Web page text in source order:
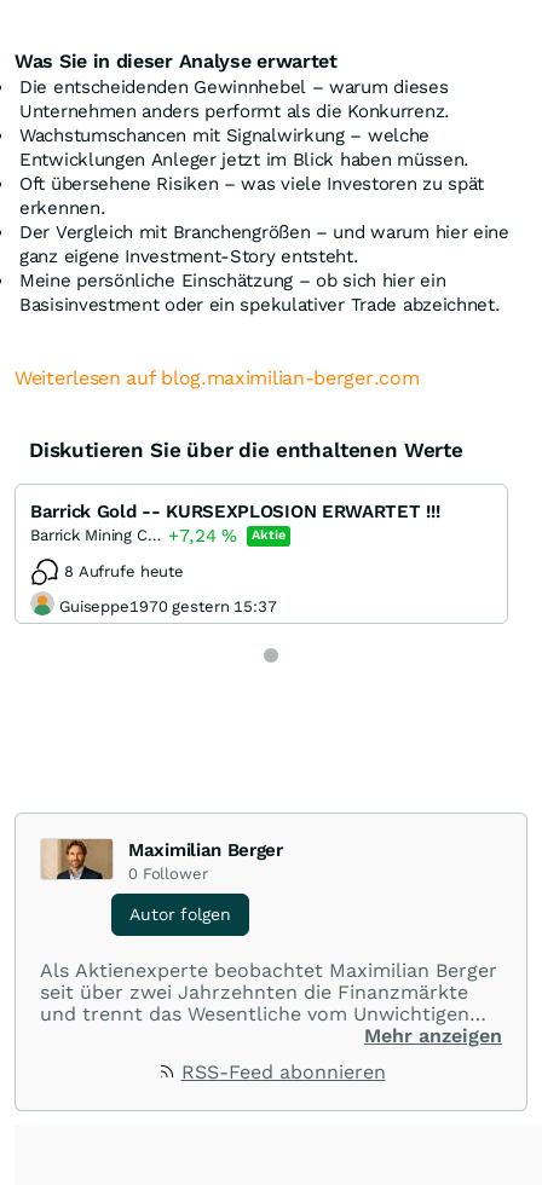
Was Sie in dieser Analyse erwartet
Die entscheidenden Gewinnhebel – warum dieses
Unternehmen anders performt als die Konkurrenz.
Wachstumschancen mit Signalwirkung – welche
Entwicklungen Anleger jetzt im Blick haben müssen.
Oft übersehene Risiken – was viele Investoren zu spät
erkennen.
Der Vergleich mit Branchengrößen – und warum hier eine
ganz eigene Investment-Story entsteht.
Meine persönliche Einschätzung – ob sich hier ein
Basisinvestment oder ein spekulativer Trade abzeichnet.
Weiterlesen auf blog.maximilian-berger.com
Diskutieren Sie über die enthaltenen Werte
Barrick Gold -- KURSEXPLOSION ERWARTET !!!
Barrick Mining Corporation +7,24% Aktie
8 Aufrufe heute
Guiseppe1970 gestern 15:37
Maximilian Berger
0 Follower
Autor folgen
Als Aktienexperte beobachtet Maximilian Berger
seit über zwei Jahrzehnten die Finanzmärkte
und trennt das Wesentliche vom Unwichtigen
und liefert wöchentlich klare, unabhängige
und Renditen liefern.
Mehr anzeigen
RSS-Feed abonnieren